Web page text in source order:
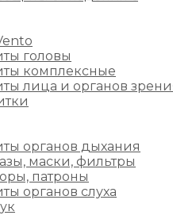
головы
комплексные
лица и органов
органов дыхания
маски, фильтры
патроны
органов слуха